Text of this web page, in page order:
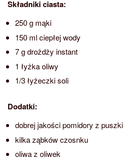
Składniki ciasta:
250 g mąki
150 ml ciepłej wody
7 g drożdży instant
1 łyżka oliwy
1/3 łyżeczki soli
Dodatki:
dobrej jakości pomidory z puszki
kilka ząbków czosnku
oliwa z oliwek